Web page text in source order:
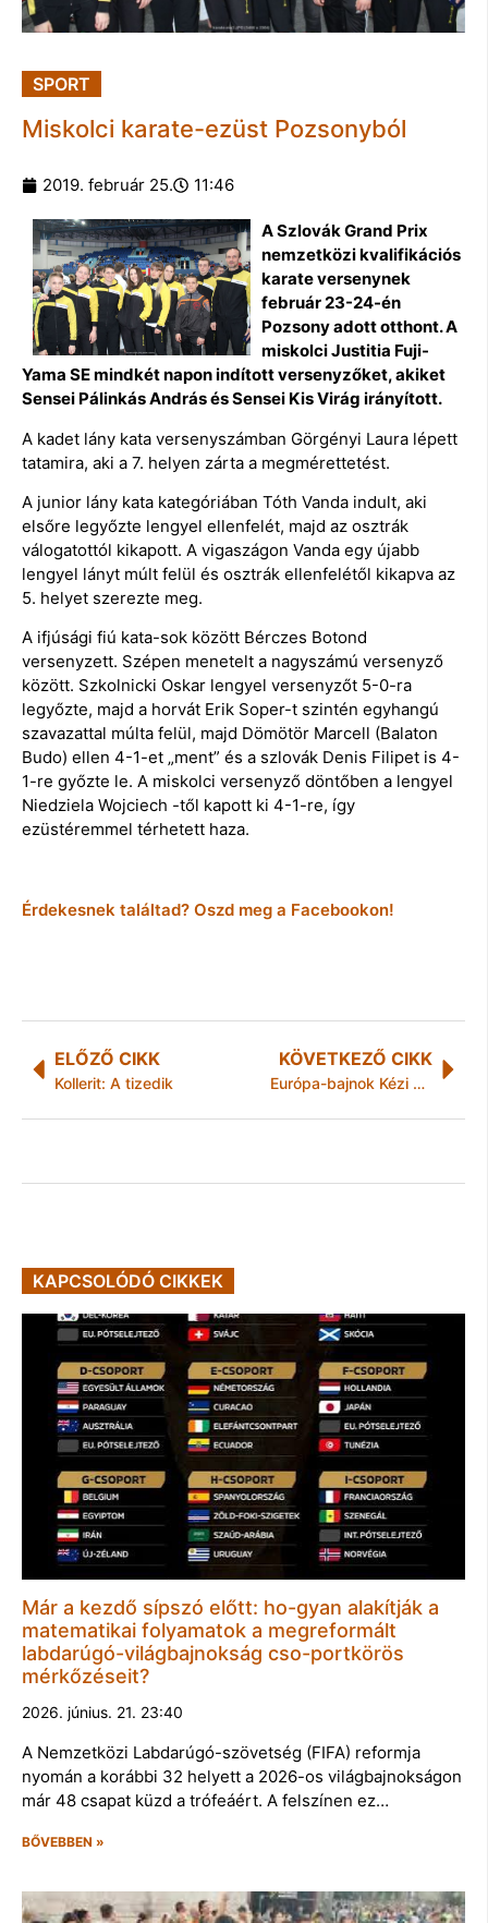
SPORT
Miskolci karate-ezüst Pozsonyból
2019. február 25. 11:46
A Szlovák Grand Prix
nemzetközi kvalifikációs
karate versenynek
február 23-24-én
Pozsony adott otthont. A
miskolci Justitia Fuji-
Yama SE mindkét napon indított versenyzőket, akiket
Sensei Pálinkás András és Sensei Kis Virág irányított.
A kadet lány kata versenyszámban Görgényi Laura lépett
tatamira, aki a 7. helyen zárta a megmérettetést.
A junior lány kata kategóriában Tóth Vanda indult, aki
elsőre legyőzte lengyel ellenfelét, majd az osztrák
válogatottól kikapott. A vigaszágon Vanda egy újabb
lengyel lányt múlt felül és osztrák ellenfelétől kikapva az
5. helyet szerezte meg.
A ifjúsági fiú kata-sok között Bérczes Botond
versenyzett. Szépen menetelt a nagyszámú versenyző
között. Szkolnicki Oskar lengyel versenyzőt 5-0-ra
legyőzte, majd a horvát Erik Soper-t szintén egyhangú
szavazattal múlta felül, majd Dömötör Marcell (Balaton
Budo) ellen 4-1-et „ment” és a szlovák Denis Filipet is 4-
1-re győzte le. A miskolci versenyző döntőben a lengyel
Niedziela Wojciech -től kapott ki 4-1-re, így
ezüstéremmel térhetett haza.
Érdekesnek találtad? Oszd meg a Facebookon!
ELŐZŐ CIKK
Kollerit: A tizedik
KÖVETKEZŐ CIKK
Európa-bajnok Kézi Sára és az Avalon Ristorante cukrásza, Nagy Csaba!
KAPCSOLÓDÓ CIKKEK
Már a kezdő sípszó előtt: ho-gyan alakítják a
matematikai folyamatok a megreformált
labdarúgó-világbajnokság cso-portkörös
mérkőzéseit?
2026. június. 21. 23:40
A Nemzetközi Labdarúgó-szövetség (FIFA) reformja
nyomán a korábbi 32 helyett a 2026-os világbajnokságon
már 48 csapat küzd a trófeáért. A felszínen ez…
BŐVEBBEN »